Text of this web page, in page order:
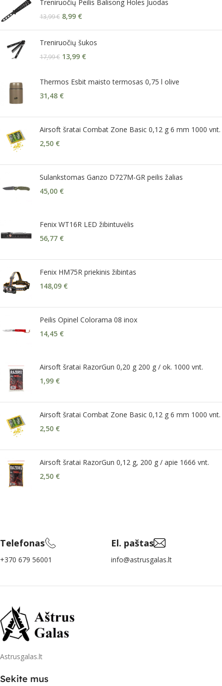
Treniruočių Peilis Balisong Holes Juodas
13,99€ 8,99 €
Treniruočių šukos
17,99€ 13,99 €
Thermos Esbit maisto termosas 0,75 l olive
31,48 €
Airsoft šratai Combat Zone Basic 0,12 g 6 mm 1000 vnt.
2,50 €
Sulankstomas Ganzo D727M-GR peilis žalias
45,00 €
Fenix WT16R LED žibintuvėlis
56,77 €
Fenix HM75R priekinis žibintas
148,09 €
Peilis Opinel Colorama 08 inox
14,45 €
Airsoft šratai RazorGun 0,20 g 200 g / ok. 1000 vnt.
1,99 €
Airsoft šratai Combat Zone Basic 0,12 g 6 mm 1000 vnt.
2,50 €
Airsoft šratai RazorGun 0,12 g, 200 g / apie 1666 vnt.
2,50 €
Telefonas
+370 679 56001
El. paštas
info@astrusgalas.lt
Astrusgalas.lt
Sekite mus